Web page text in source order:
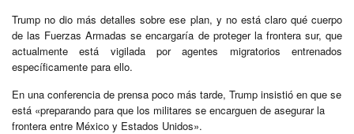
Trump no dio más detalles sobre ese plan, y no está claro qué cuerpo
de las Fuerzas Armadas se encargaría de proteger la frontera sur, que
actualmente está vigilada por agentes migratorios entrenados
específicamente para ello.
En una conferencia de prensa poco más tarde, Trump insistió en que se
está «preparando para que los militares se encarguen de asegurar la
frontera entre México y Estados Unidos».